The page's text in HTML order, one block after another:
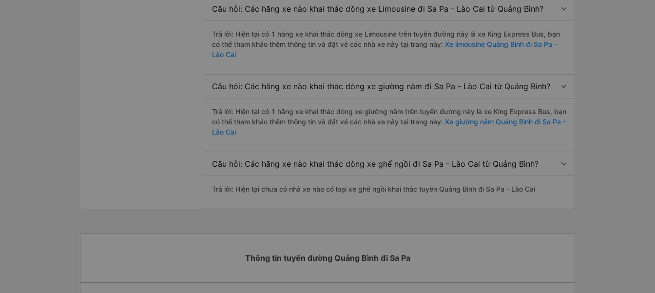
Câu hỏi: Các hãng xe nào khai thác dòng xe Limousine đi Sa Pa - Lào Cai từ Quảng Bình?
Trả lời: Hiện tại có 1 hãng xe khai thác dòng xe Limousine trên tuyến đường này là xe King Express Bus, bạn
có thể tham khảo thêm thông tin và đặt vé các nhà xe này tại trang này: Xe limousine Quảng Bình đi Sa Pa -
Lào Cai
Câu hỏi: Các hãng xe nào khai thác dòng xe giường nằm đi Sa Pa - Lào Cai từ Quảng Bình?
Trả lời: Hiện tại có 1 hãng xe khai thác dòng xe giường nằm trên tuyến đường này là xe King Express Bus, bạn
có thể tham khảo thêm thông tin và đặt vé các nhà xe này tại trang này: Xe giường nằm Quảng Bình đi Sa Pa -
Lào Cai
Câu hỏi: Các hãng xe nào khai thác dòng xe ghế ngồi đi Sa Pa - Lào Cai từ Quảng Bình?
Trả lời: Hiện tại chưa có nhà xe nào có loại xe ghế ngồi khai thác tuyến Quảng Bình đi Sa Pa - Lào Cai
Thông tin tuyến đường Quảng Bình đi Sa Pa